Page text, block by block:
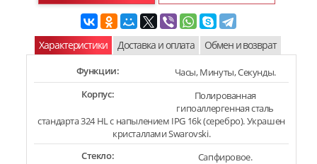
Характеристики Доставка и оплата Обмен и возврат
Функции:
Часы, Минуты, Секунды.
Корпус:
Полированная
гипоаллергенная сталь
стандарта 324 HL с напылением IPG 16k (серебро). Украшен
кристаллами Swarovski.
Стекло:
Сапфировое.